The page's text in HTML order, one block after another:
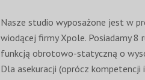
Nasze studio wyposażone jest w
wiodącej firmy Xpole. Posiadamy 8
funkcją obrotowo-statyczną o
Dla asekuracji (oprócz kompetencji